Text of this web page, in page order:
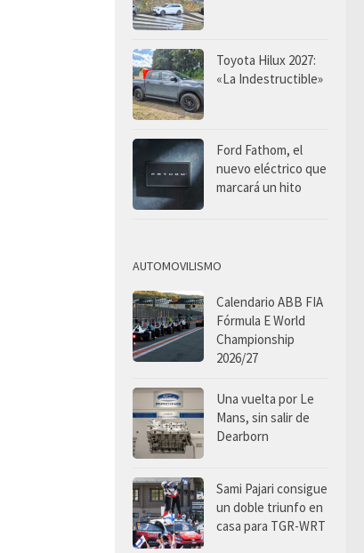
Toyota Hilux 2027:
«La Indestructible»
Ford Fathom, el
nuevo eléctrico que
marcará un hito
AUTOMOVILISMO
Calendario ABB FIA
Fórmula E World
Championship
2026/27
Una vuelta por Le
Mans, sin salir de
Dearborn
Sami Pajari consigue
un doble triunfo en
casa para TGR-WRT